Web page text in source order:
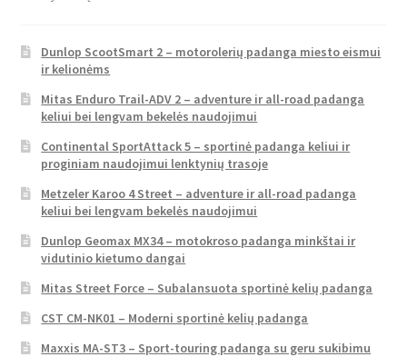
Dunlop ScootSmart 2 – motorolerių padanga miesto eismui
ir kelionėms
Mitas Enduro Trail-ADV 2 – adventure ir all-road padanga
keliui bei lengvam bekelės naudojimui
Continental SportAttack 5 – sportinė padanga keliui ir
proginiam naudojimui lenktynių trasoje
Metzeler Karoo 4 Street – adventure ir all-road padanga
keliui bei lengvam bekelės naudojimui
Dunlop Geomax MX34 – motokroso padanga minkštai ir
vidutinio kietumo dangai
Mitas Street Force – Subalansuota sportinė kelių padanga
CST CM-NK01 – Moderni sportinė kelių padanga
Maxxis MA-ST3 – Sport-touring padanga su geru sukibimu